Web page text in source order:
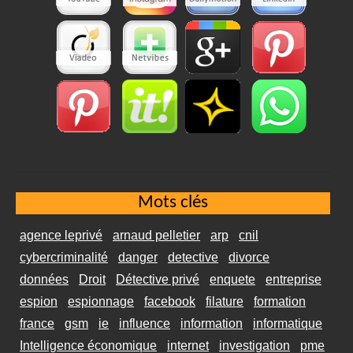
Mots clés
agence leprivé arnaud pelletier arp
cnil
cybercriminalité
danger detective
divorce
données
Droit Détective privé enquete
entreprise
espion
espionnage facebook filature
formation
france
gsm ie influence information
informatique
Intelligence économique
internet investigation pme